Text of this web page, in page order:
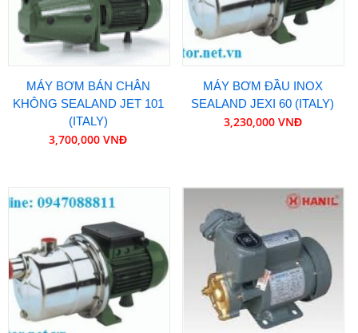
MÁY BƠM BÁN CHÂN
KHÔNG SEALAND JET 101
(ITALY)
3,700,000 VNĐ
MÁY BƠM ĐẦU INOX
SEALAND JEXI 60 (ITALY)
3,230,000 VNĐ